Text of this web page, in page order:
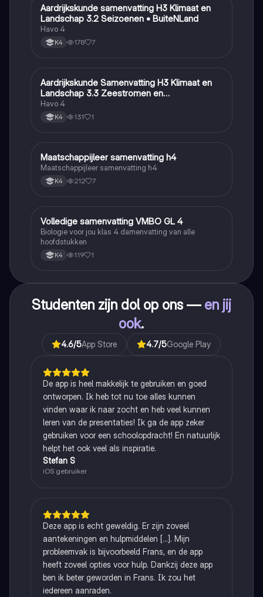
Aardrijkskunde
Aardrijkskunde samenvatting H3 Klimaat en
Landschap 3.2 Seizoenen • BuiteNLand
Havo 4
K4 178 7
Aardrijkskunde
Aardrijkskunde Samenvatting H3 Klimaat en
Landschap 3.3 Zeestromen en
Klimaatgebieden • BuiteNLand
Havo 4
K4 131 1
Maatschappijleer
Maatschappijleer samenvatting h4
Maatschappijleer samenvatting h4
K4 212 7
Biologie
Volledige samenvatting VMBO GL 4
Biologie voor jou klas 4 damenvatting van alle
hoofdstukken
K4 119 1
Studenten zijn dol op ons — en jij
ook.
4.6/5App Store 4.7/5Google Play
De app is heel makkelijk te gebruiken en goed
ontworpen. Ik heb tot nu toe alles kunnen
vinden waar ik naar zocht en heb veel kunnen
leren van de presentaties! Ik ga de app zeker
gebruiken voor een schoolopdracht! En natuurlijk
helpt het ook veel als inspiratie.
Stefan S
iOS gebruiker
Deze app is echt geweldig. Er zijn zoveel
aantekeningen en hulpmiddelen [...]. Mijn
probleemvak is bijvoorbeeld Frans, en de app
heeft zoveel opties voor hulp. Dankzij deze app
ben ik beter geworden in Frans. Ik zou het
iedereen aanraden.